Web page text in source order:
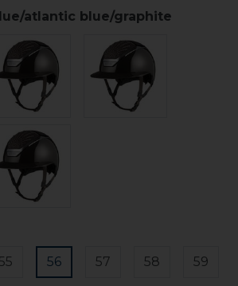
atlantic blue/graphite
56 57 58 59